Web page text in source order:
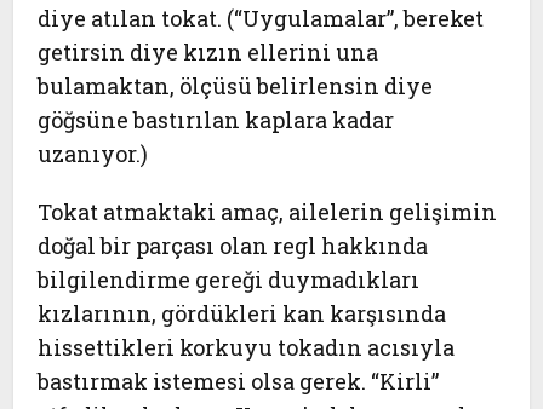
diye atılan tokat. (“Uygulamalar”, bereket
getirsin diye kızın ellerini una
bulamaktan, ölçüsü belirlensin diye
göğsüne bastırılan kaplara kadar
uzanıyor.)
Tokat atmaktaki amaç, ailelerin gelişimin
doğal bir parçası olan regl hakkında
bilgilendirme gereği duymadıkları
kızlarının, gördükleri kan karşısında
hissettikleri korkuyu tokadın acısıyla
bastırmak istemesi olsa gerek. “Kirli”